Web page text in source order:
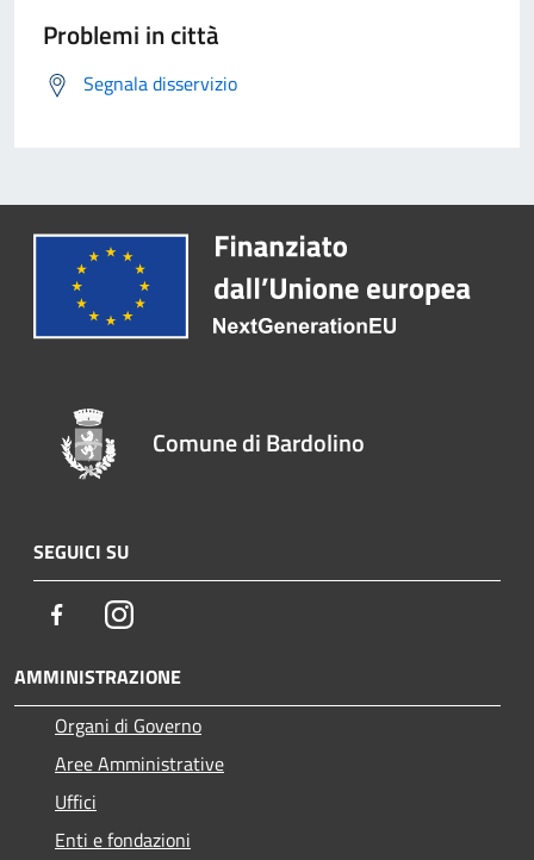
Problemi in città
Segnala disservizio
Comune di Bardolino
SEGUICI SU
FacebookInstagram
AMMINISTRAZIONE
Organi di Governo
Aree Amministrative
Uffici
Enti e fondazioni